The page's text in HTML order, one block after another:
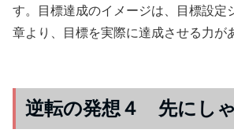
す。目標達成のイメージは、目標設定
章より、目標を実際に達成させる力が
逆転の発想４ 先にしゃ